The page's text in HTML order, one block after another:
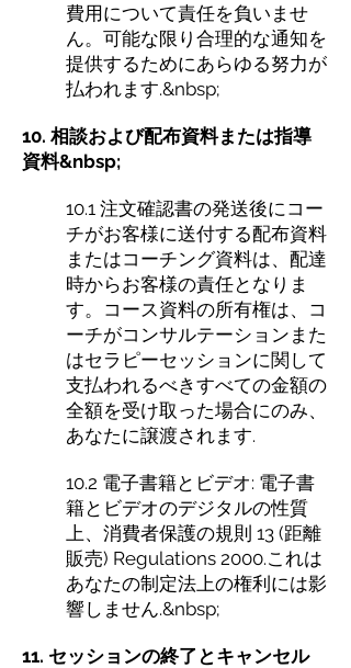
費用について責任を負いませ
ん。可能な限り合理的な通知を
提供するためにあらゆる努力が
払われます.&nbsp;
10. 相談および配布資料または指導
資料&nbsp;
10.1 注文確認書の発送後にコー
チがお客様に送付する配布資料
またはコーチング資料は、配達
時からお客様の責任となりま
す。コース資料の所有権は、コ
ーチがコンサルテーションまた
はセラピーセッションに関して
支払われるべきすべての金額の
全額を受け取った場合にのみ、
あなたに譲渡されます.
10.2 電子書籍とビデオ: 電子書
籍とビデオのデジタルの性質
上、消費者保護の規則 13 (距離
販売) Regulations 2000.これは
あなたの制定法上の権利には影
響しません.&nbsp;
11. セッションの終了とキャンセル